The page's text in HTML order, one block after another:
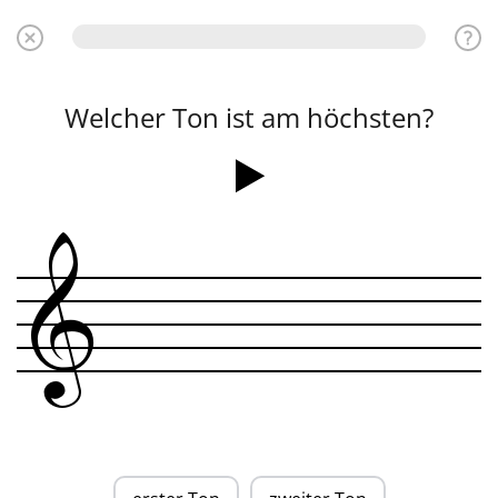
Welcher Ton ist am höchsten?
&